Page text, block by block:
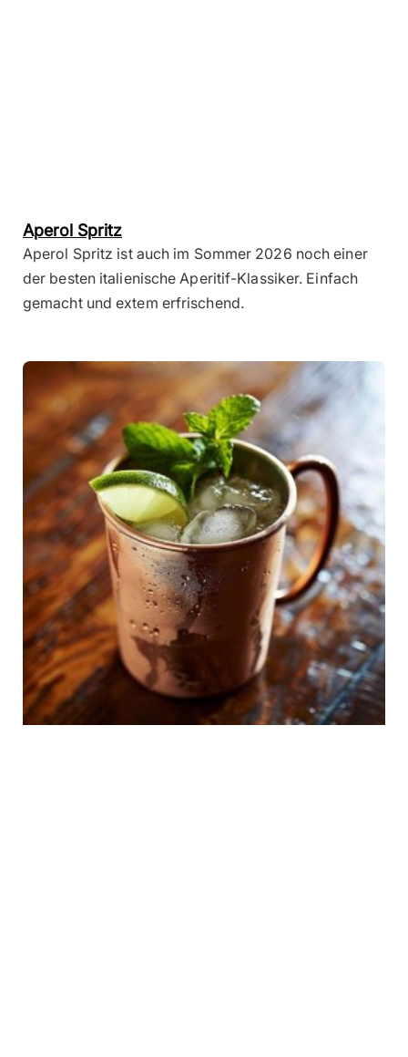
Aperol Spritz
Aperol Spritz ist auch im Sommer 2026 noch einer
der besten italienische Aperitif-Klassiker. Einfach
gemacht und extem erfrischend.